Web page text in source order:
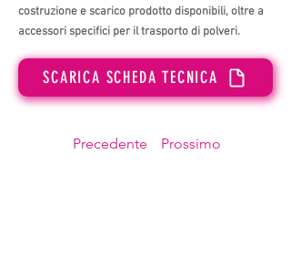
costruzione e scarico prodotto disponibili, oltre a
accessori specifici per il trasporto di polveri.
SCARICA SCHEDA TECNICA
Precedente Prossimo